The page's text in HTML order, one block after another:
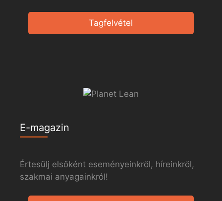
Tagfelvétel
E-magazin
Értesülj elsőként eseményeinkről, híreinkről,
szakmai anyagainkról!